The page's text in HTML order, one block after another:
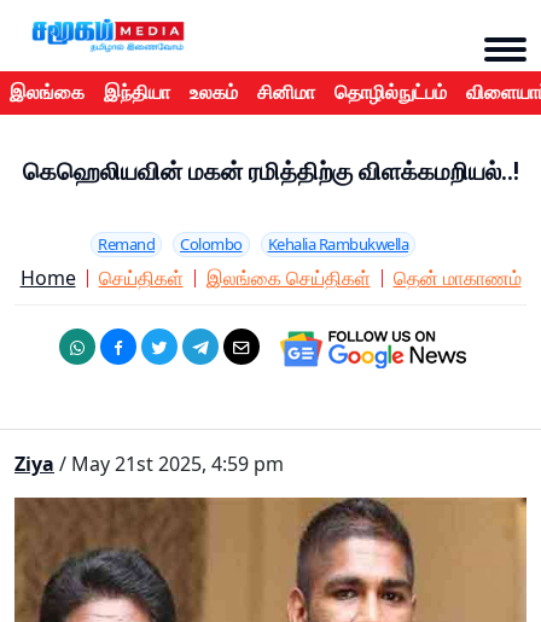
இலங்கை இந்தியா உலகம் சினிமா தொழில்நுட்பம்
கெஹெலியவின் மகன் ரமித்திற்கு விளக்கமறியல்..!
Remand Colombo Kehalia Rambukwella
Home செய்திகள் இலங்கை செய்திகள் தென் மாகாணம்
Ziya / May 21st 2025, 4:59 pm